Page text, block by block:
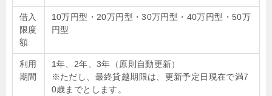
借入
限度
額
10万円型・20万円型・30万円型・40万円型・50万
円型
利用
期間
1年、2年、3年（原則自動更新）
※ただし、最終貸越期限は、更新予定日現在で満7
0歳までとします。